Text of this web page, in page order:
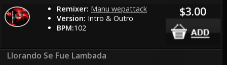
Remixer: Manu wepattack
Version: Intro & Outro
BPM:102
$3.00
Llorando Se Fue Lambada